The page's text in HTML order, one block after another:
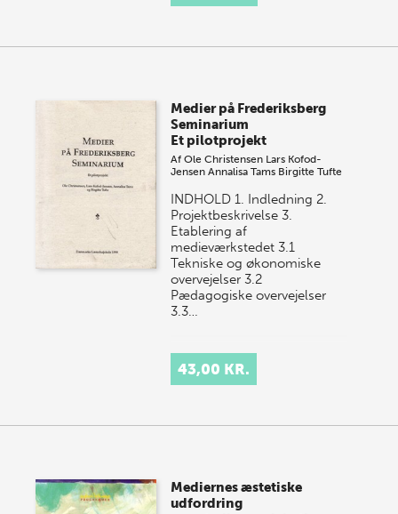
Medier på Frederiksberg
Seminarium
Et pilotprojekt
AfOle Christensen Lars Kofod-
Jensen Annalisa Tams Birgitte Tufte
INDHOLD 1. Indledning 2.
Projektbeskrivelse 3.
Etablering af
medieværkstedet 3.1
Tekniske og økonomiske
overvejelser 3.2
Pædagogiske overvejelser
3.3…
43,00 KR.
Mediernes æstetiske
udfordring